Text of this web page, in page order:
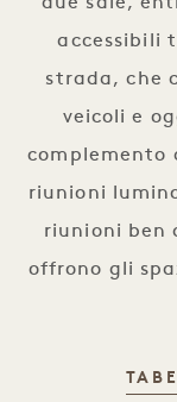
accessibili
strada, che
veicoli e
complemento
riunioni
riunioni ben
offrono gli